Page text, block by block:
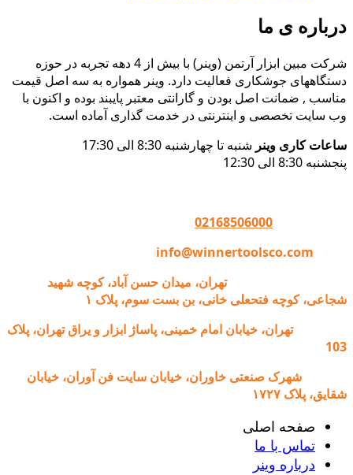
درباره ی ما
شرکت مبین ابزار آرتمن (وینر) با بیش از 4 دهه تجربه در حوزه
دستگاههای جوشکاری فعالیت دارد. وینر همواره به سه اصل قیمت
مناسب , ضمانت اصل بودن و گارانتی معتبر پایبند بوده و اکنون با
وب سایت تخصصی و اینترنتی در خدمت گذاری آماده است.
ساعات کاری وینر شنبه تا چهارشنبه 8:30 الی 17:30
پنجشنبه 8:30 الی 12:30
02168506000
info@winnertoolsco.com
تهران، میدان حسن آباد، کوچه شهید
شجاعی، کوچه فتحعلی خانی، بن بست سوم، پلاک ۱
تهران، خیابان امام خمینی، پاساژ ابزار و یراق تهران، پلاک
103
شهرک صنعتی خاوران، خیابان سایت فن آوران، خیابان
شقایق، پلاک ۱۷۲۷
صفحه اصلی
تماس با ما
درباره وینر